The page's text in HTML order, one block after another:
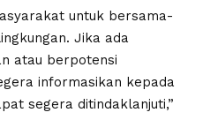
untuk bersama-
Jika ada
atau berpotensi
informasikan kepada
segera ditindaklanjuti,”